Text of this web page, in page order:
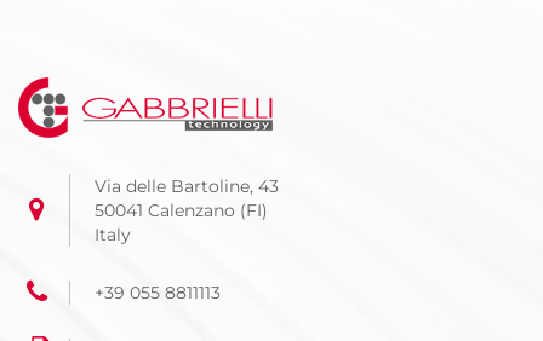
Via delle Bartoline, 43
50041 Calenzano (FI)
Italy
+39 055 8811113